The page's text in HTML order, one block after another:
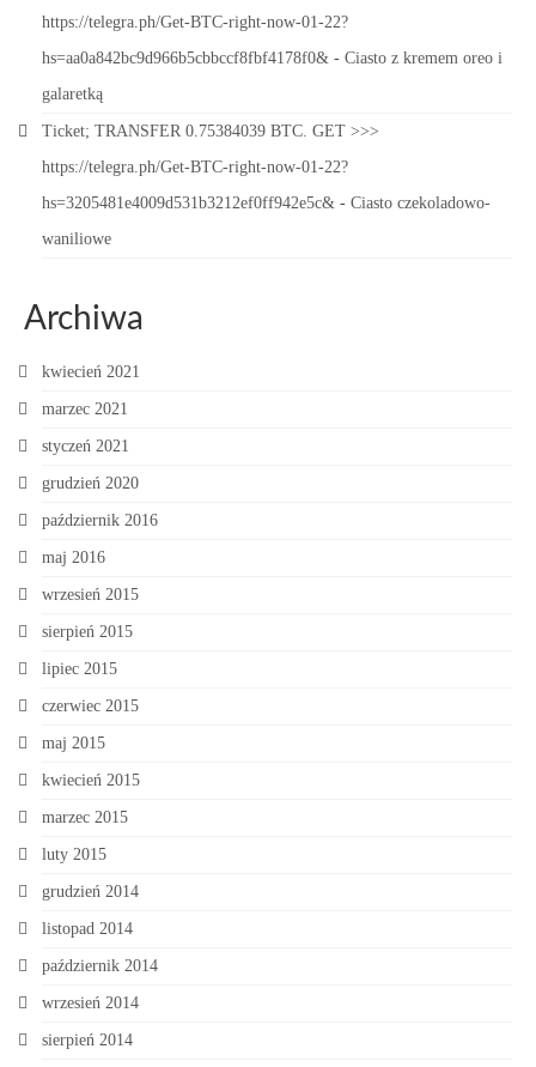
https://telegra.ph/Get-BTC-right-now-01-22?
hs=aa0a842bc9d966b5cbbccf8fbf4178f0& - Ciasto z kremem oreo i
galaretką
Ticket; TRANSFER 0.75384039 BTC. GET >>>
https://telegra.ph/Get-BTC-right-now-01-22?
hs=3205481e4009d531b3212ef0ff942e5c& - Ciasto czekoladowo-
waniliowe
Archiwa
kwiecień 2021
marzec 2021
styczeń 2021
grudzień 2020
październik 2016
maj 2016
wrzesień 2015
sierpień 2015
lipiec 2015
czerwiec 2015
maj 2015
kwiecień 2015
marzec 2015
luty 2015
grudzień 2014
listopad 2014
październik 2014
wrzesień 2014
sierpień 2014